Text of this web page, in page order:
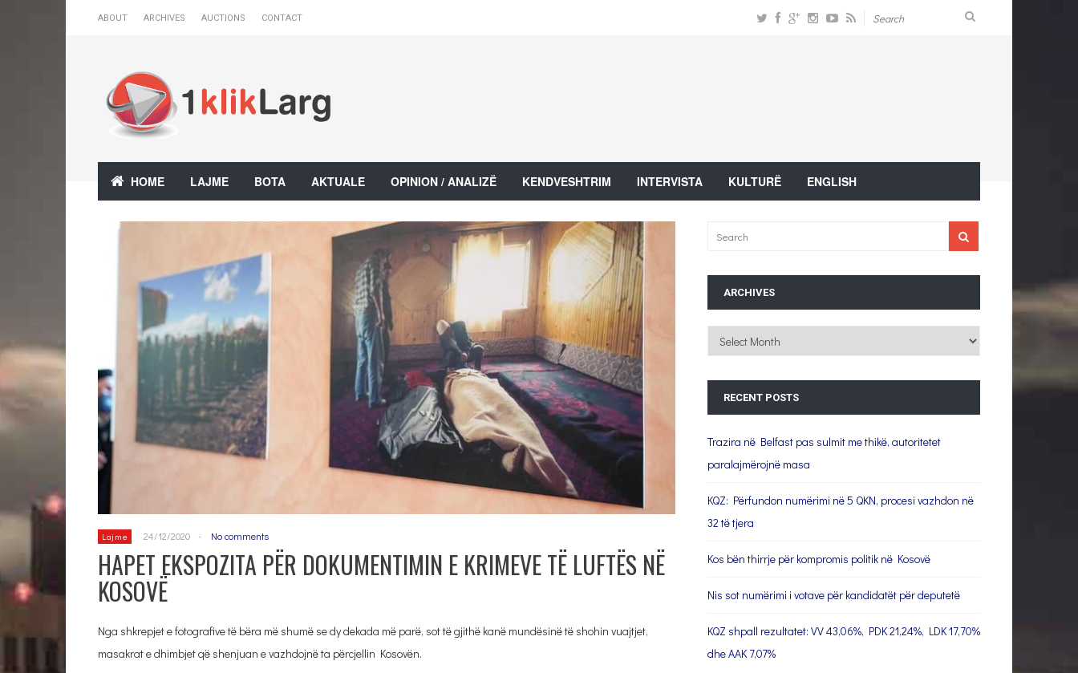
ABOUT ARCHIVES AUCTIONS CONTACT
HOME LAJME BOTA AKTUALE OPINION / ANALIZË KENDVESHTRIM INTERVISTA KULTURË ENGLISH
Lajme 24/12/2020 - No comments
HAPET EKSPOZITA PËR DOKUMENTIMIN E KRIMEVE TË LUFTËS NË
KOSOVË
Nga shkrepjet e fotografive të bëra më shumë se dy dekada më parë, sot të gjithë kanë mundësinë të shohin vuajtjet,
masakrat e dhimbjet që shenjuan e vazhdojnë ta përcjellin Kosovën.
ARCHIVES
Archives
RECENT POSTS
Trazira në Belfast pas sulmit me thikë, autoritetet
paralajmërojnë masa
KQZ: Përfundon numërimi në 5 QKN, procesi vazhdon në
32 të tjera
Kos bën thirrje për kompromis politik në Kosovë
Nis sot numërimi i votave për kandidatët për deputetë
KQZ shpall rezultatet: VV 43,06%, PDK 21,24%, LDK 17,70%
dhe AAK 7,07%